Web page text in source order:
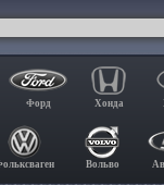
Форд Хонда
Вольво